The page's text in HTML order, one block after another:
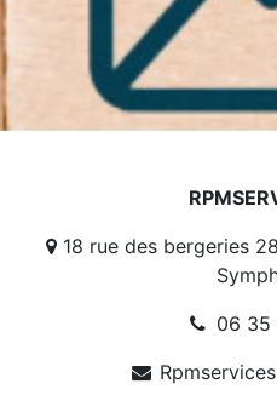
18 rue des bergeries
06 35